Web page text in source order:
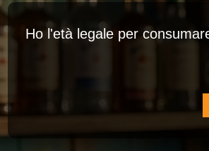
Ho l'età legale per